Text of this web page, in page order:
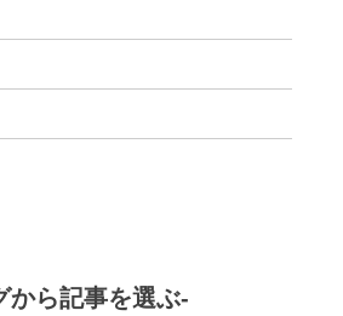
から記事を選ぶ-